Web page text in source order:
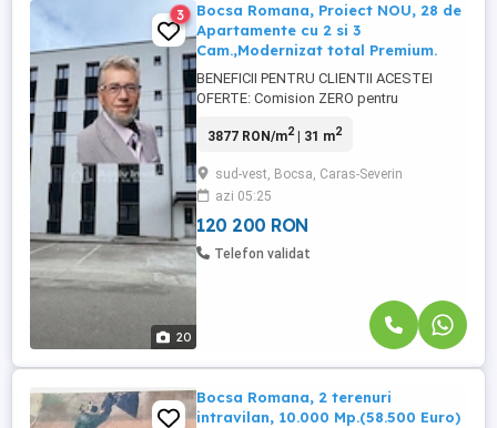
20
3
Bocsa Romana, Proiect NOU, 28 de
Apartamente cu 2 si 3
Cam.,Modernizat total Premium.
BENEFICII PENTRU CLIENTII ACESTEI
OFERTE: Comision ZERO pentru
rate direct la proprietar. Fie ca doresti un
un spatiu de birou, cabinet, etc., de ce nu
si pentru investitie, acest proiect este
gandit sa ofere siguranta, ...
3877 RON/m2| 31 m2
sud-vest, Bocsa, Caras-Severin
azi 05:25
120 200 RON
Telefon validat
Bocsa Romana, 2 terenuri
intravilan, 10.000 Mp.(58.500 Euro)